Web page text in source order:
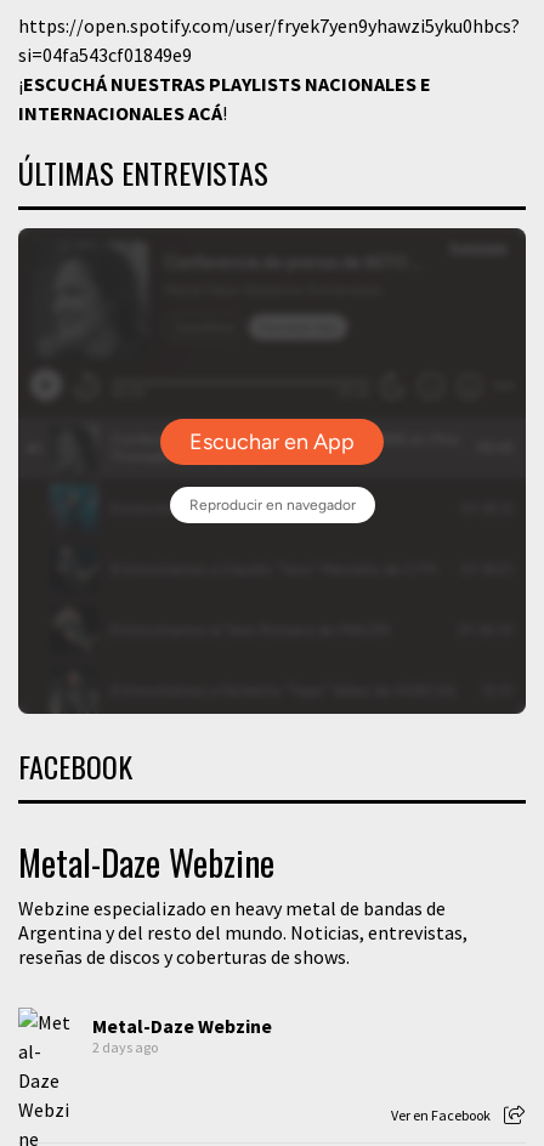
https://open.spotify.com/user/fryek7yen9yhawzi5yku0hbcs?
si=04fa543cf01849e9
¡ESCUCHÁ NUESTRAS PLAYLISTS NACIONALES E
INTERNACIONALESACÁ!
ÚLTIMAS ENTREVISTAS
FACEBOOK
Metal-Daze Webzine
Webzine especializado en heavy metal de bandas de
Argentina y del resto del mundo. Noticias, entrevistas,
reseñas de discos y coberturas de shows.
Metal-Daze Webzine
2 days ago
Ver en Facebook